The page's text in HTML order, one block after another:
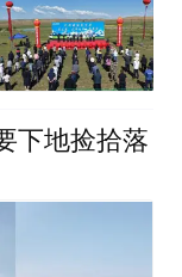
下地捡拾落